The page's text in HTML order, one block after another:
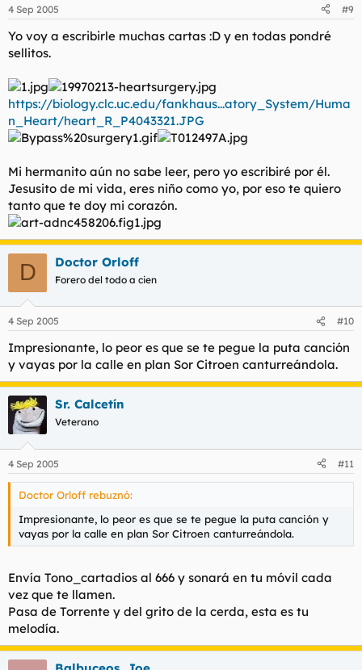
4 Sep 2005 #9
Yo voy a escribirle muchas cartas :D y en todas pondré
sellitos.
https://biology.clc.uc.edu/fankhaus...atory_System/Huma
n_Heart/heart_R_P4043321.JPG
Mi hermanito aún no sabe leer, pero yo escribiré por él.
Jesusito de mi vida, eres niño como yo, por eso te quiero
tanto que te doy mi corazón.
D Doctor Orloff
Forero del todo a cien
4 Sep 2005 #10
Impresionante, lo peor es que se te pegue la puta canción
y vayas por la calle en plan Sor Citroen canturreándola.
Sr. Calcetín
Veterano
4 Sep 2005 #11
Doctor Orloff rebuznó:
Impresionante, lo peor es que se te pegue la puta canción y
vayas por la calle en plan Sor Citroen canturreándola.
Envía Tono_cartadios al 666 y sonará en tu móvil cada
vez que te llamen.
Pasa de Torrente y del grito de la cerda, esta es tu
melodía.